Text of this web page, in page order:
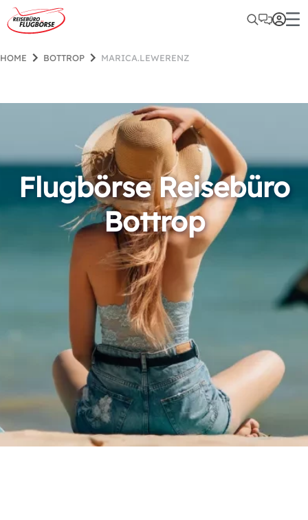
HOME BOTTROP MARICA.LEWERENZ
Flugbörse Reisebüro
Bottrop